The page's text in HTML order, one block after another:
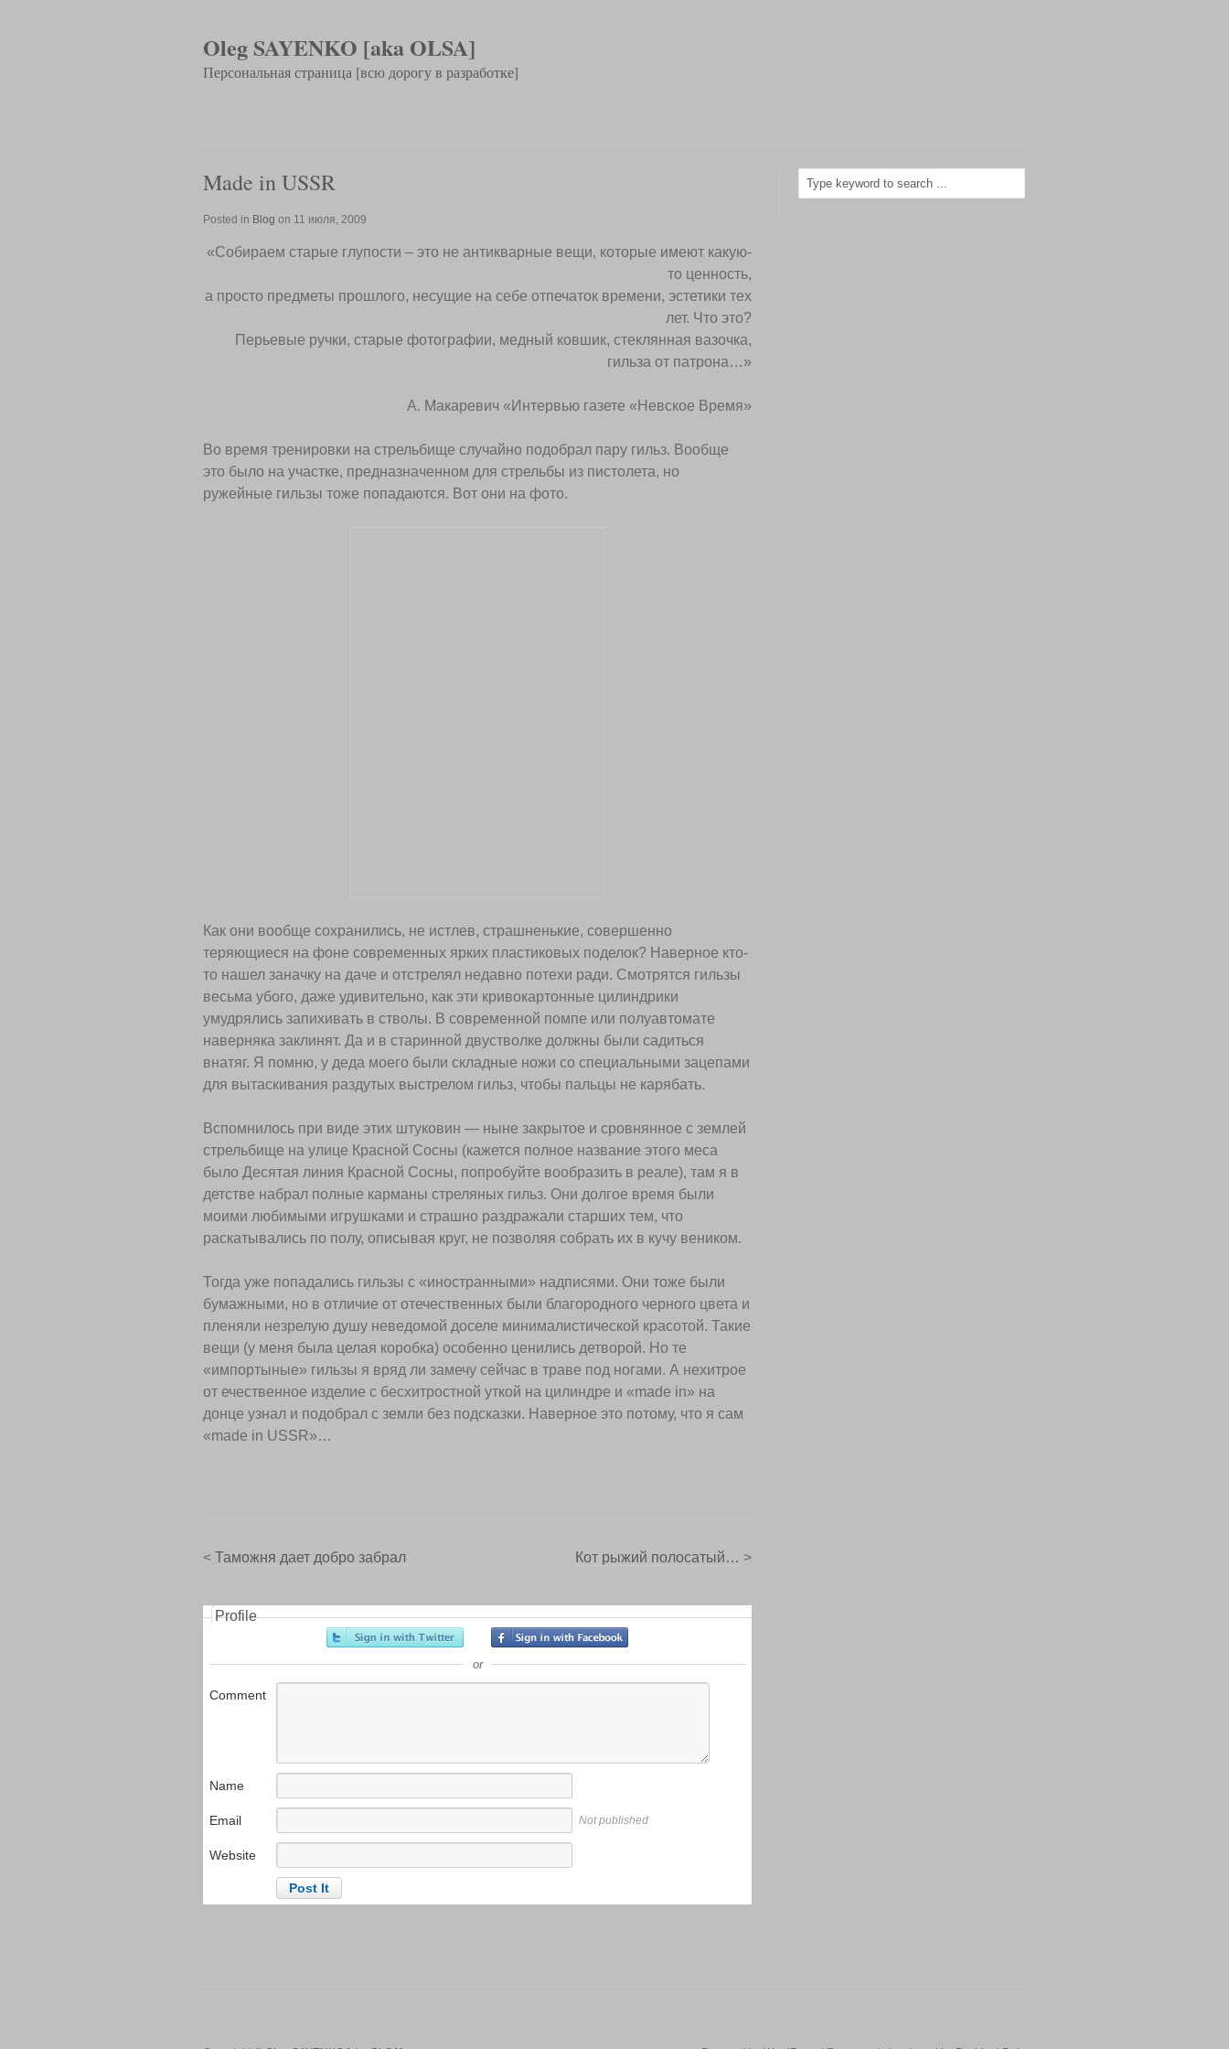
Oleg SAYENKO [aka OLSA]
Персональная страница [всю дорогу в разработке]
Made in USSR
Posted in Blog on 11 июля, 2009
«Собираем старые глупости – это не антикварные вещи, которые имеют какую-
то ценность,
а просто предметы прошлого, несущие на себе отпечаток времени, эстетики тех
лет. Что это?
Перьевые ручки, старые фотографии, медный ковшик, стеклянная вазочка,
гильза от патрона…»
А. Макаревич «Интервью газете «Невское Время»
Во время тренировки на стрельбище случайно подобрал пару гильз. Вообще
это было на участке, предназначенном для стрельбы из пистолета, но
ружейные гильзы тоже попадаются. Вот они на фото.
Как они вообще сохранились, не истлев, страшненькие, совершенно
теряющиеся на фоне современных ярких пластиковых поделок? Наверное кто-
то нашел заначку на даче и отстрелял недавно потехи ради. Смотрятся гильзы
весьма убого, даже удивительно, как эти кривокартонные цилиндрики
умудрялись запихивать в стволы. В современной помпе или полуавтомате
наверняка заклинят. Да и в старинной двустволке должны были садиться
внатяг. Я помню, у деда моего были складные ножи со специальными зацепами
для вытаскивания раздутых выстрелом гильз, чтобы пальцы не карябать.
Вспомнилось при виде этих штуковин — ныне закрытое и сровнянное с землей
стрельбище на улице Красной Сосны (кажется полное название этого меса
было Десятая линия Красной Сосны, попробуйте вообразить в реале), там я в
детстве набрал полные карманы стреляных гильз. Они долгое время были
моими любимыми игрушками и страшно раздражали старших тем, что
раскатывались по полу, описывая круг, не позволяя собрать их в кучу веником.
Тогда уже попадались гильзы с «иностранными» надписями. Они тоже были
бумажными, но в отличие от отечественных были благородного черного цвета и
пленяли незрелую душу неведомой доселе минималистической красотой. Такие
вещи (у меня была целая коробка) особенно ценились детворой. Но те
«импортыные» гильзы я вряд ли замечу сейчас в траве под ногами. А нехитрое
от ечественное изделие с бесхитростной уткой на цилиндре и «made in» на
донце узнал и подобрал с земли без подсказки. Наверное это потому, что я сам
«made in USSR»…
< Таможня дает добро забрал Кот рыжий полосатый… >
Profile
or
Comment
Name
Email Not published
Website